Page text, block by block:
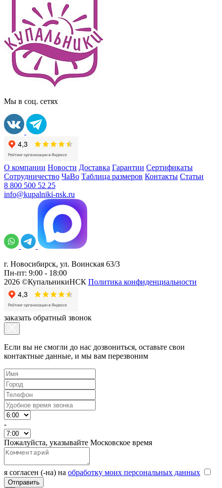
Мы в соц. сетях
О компании Новости Доставка Гарантии Сертификаты
Сотрудничество ЧаВо Таблица размеров Контакты Статьи
8 800 500 52 25
info@kupalniki-nsk.ru
г. Новосибирск, ул. Воинская 63/3
Пн-пт: 9:00 - 18:00
2026 ©КупальникиНСК Политика конфиденциальности
заказать обратный звонок
Если вы не смогли до нас дозвониться, оставьте свои
контактные данные, и мы вам перезвоним
-
Пожалуйста, указывайте Московское время
я согласен (-на) на обработку моих персональных данных